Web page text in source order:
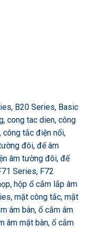
B20 Series, Basic
cong tac dien, công
công tắc điện nổi,
đôi, đế âm
âm tường đôi, đế
Series, F72
hộp ổ cắm lắp âm
mặt công tắc, mặt
âm bàn, ổ cắm âm
âm mặt bàn, ổ cắm